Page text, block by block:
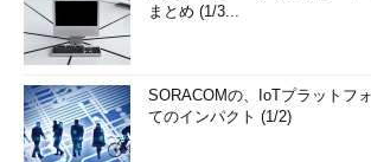
クラウド環境では？
オンプレミス環境と比べたクラウド環境の大
バの調達が不要なこと、必要なときにすぐ新
できること、不要ならば簡単にシャットダウ
ます。
まとめ (1/3...
SORACOMの、IoTプラットフ
てのインパクト (1/2)